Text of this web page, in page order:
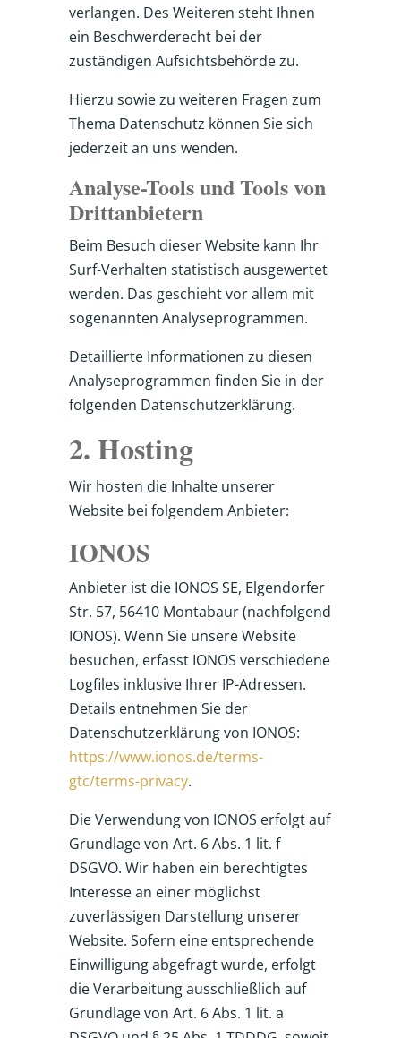
verlangen. Des Weiteren steht Ihnen
ein Beschwerderecht bei der
zuständigen Aufsichtsbehörde zu.
Hierzu sowie zu weiteren Fragen zum
Thema Datenschutz können Sie sich
jederzeit an uns wenden.
Analyse-Tools und Tools von
Dritt­anbietern
Beim Besuch dieser Website kann Ihr
Surf-Verhalten statistisch ausgewertet
werden. Das geschieht vor allem mit
sogenannten Analyseprogrammen.
Detaillierte Informationen zu diesen
Analyseprogrammen finden Sie in der
folgenden Datenschutzerklärung.
2. Hosting
Wir hosten die Inhalte unserer
Website bei folgendem Anbieter:
IONOS
Anbieter ist die IONOS SE, Elgendorfer
Str. 57, 56410 Montabaur (nachfolgend
IONOS). Wenn Sie unsere Website
besuchen, erfasst IONOS verschiedene
Logfiles inklusive Ihrer IP-Adressen.
Details entnehmen Sie der
Datenschutzerklärung von IONOS:
https://www.ionos.de/terms-
gtc/terms-privacy.
Die Verwendung von IONOS erfolgt auf
Grundlage von Art. 6 Abs. 1 lit. f
DSGVO. Wir haben ein berechtigtes
Interesse an einer möglichst
zuverlässigen Darstellung unserer
Website. Sofern eine entsprechende
Einwilligung abgefragt wurde, erfolgt
die Verarbeitung ausschließlich auf
Grundlage von Art. 6 Abs. 1 lit. a